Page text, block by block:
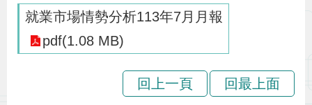
就業市場情勢分析113年7月月報
pdf(1.08 MB)
回上一頁 回最上面